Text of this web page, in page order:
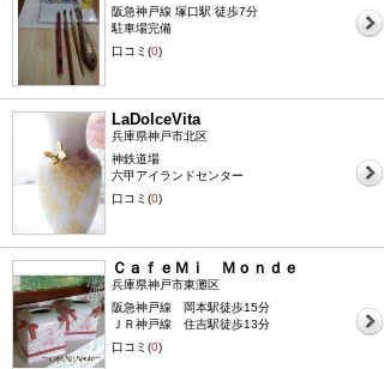
阪急神戸線 塚口駅 徒歩7分
駐車場完備
口コミ(0)
LaDolceVita
兵庫県神戸市北区
神鉄道場
六甲アイランドセンター
口コミ(0)
ＣａｆｅＭｉ Ｍｏｎｄｅ
兵庫県神戸市東灘区
阪急神戸線 岡本駅徒歩15分
ＪＲ神戸線 住吉駅徒歩13分
口コミ(0)